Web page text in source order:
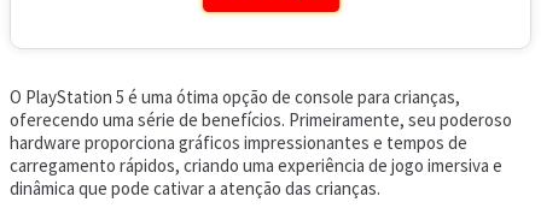
O PlayStation 5 é uma ótima opção de console para crianças,
oferecendo uma série de benefícios. Primeiramente, seu poderoso
hardware proporciona gráficos impressionantes e tempos de
carregamento rápidos, criando uma experiência de jogo imersiva e
dinâmica que pode cativar a atenção das crianças.